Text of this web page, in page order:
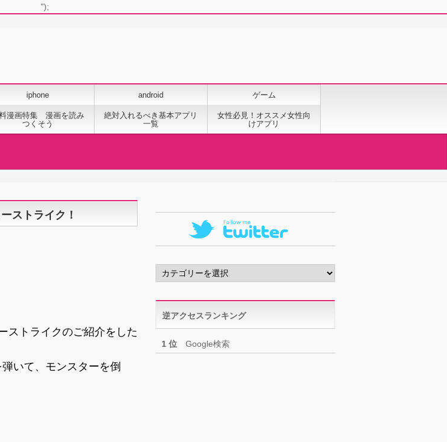
");
iphone android ゲーム
漫画特集 漫画を読み
つくそう
絶対入れるべき基本アプリ
一覧
女性必見！オススメ女性向
けアプリ
ストライク！
ストライクのご紹介をした
いて、モンスターを倒
カ
テ
リ
ー逆アクセスランキング
1 位 Google検索